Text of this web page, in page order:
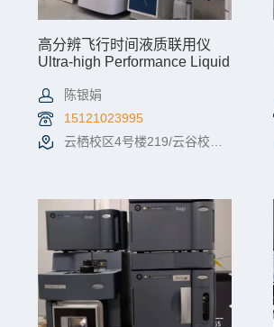
高分辨飞行时间液质联用仪
Ultra-high Performance Liquid
Flight Mass Spectrometry
陈银娟
15121023995
云栖校区4号楼219/云谷校区E10-146